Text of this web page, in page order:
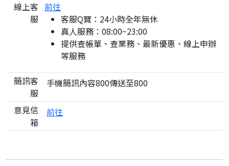
線上客
服
前往
客服Q寶：24小時全年無休
真人服務：08:00~23:00
提供查帳單、查業務、最新優惠、線上申辦
等服務
簡訊客
服
手機簡訊內容800傳送至800
意見信
箱
前往